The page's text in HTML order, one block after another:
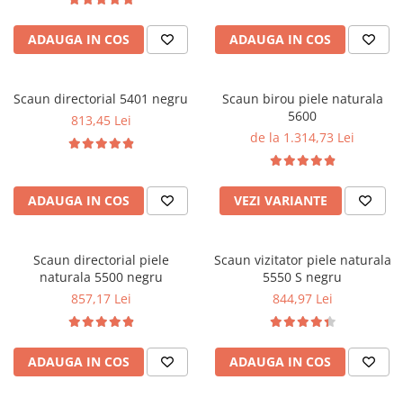
ADAUGA IN COS ADAUGA IN COS
Scaun directorial 5401 negru
813,45 Lei
ADAUGA IN COS
Scaun birou piele naturala
5600
de la 1.314,73 Lei
VEZI VARIANTE
Scaun directorial piele
naturala 5500 negru
857,17 Lei
ADAUGA IN COS
Scaun vizitator piele naturala
5550 S negru
844,97 Lei
ADAUGA IN COS